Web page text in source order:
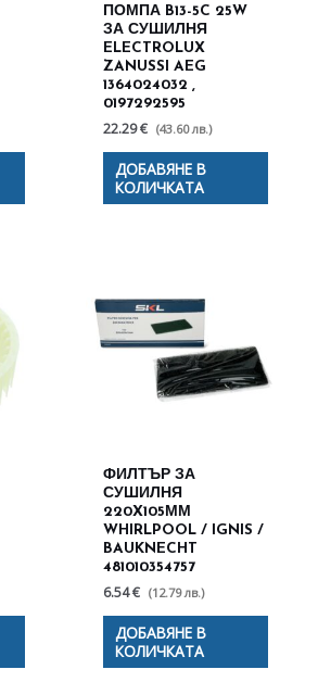
ПОМПА B13-5C 25W
ЗА СУШИЛНЯ
ELECTROLUX
ZANUSSI AEG
1364024032 ,
0197292595
22.29 € (43.60 лв.)
ДОБАВЯНЕ В
КОЛИЧКАТА
ФИЛТЪР ЗА
СУШИЛНЯ
220X105ММ
WHIRLPOOL / IGNIS /
BAUKNECHT
481010354757
6.54 € (12.79 лв.)
ДОБАВЯНЕ В
КОЛИЧКАТА